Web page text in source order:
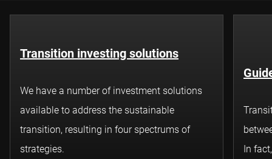
Transition investing solutions
We have a number of investment solutions
available to address the sustainable
transition, resulting in four spectrums of
strategies.
In